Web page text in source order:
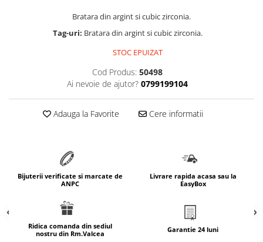
marimea 61
marimea 66
SETURI ARGINT
marime reglabila
marimea 51
marimea 52
Bratara din argint si cubic zirconia.
Tag-uri: Bratara din argint si cubic zirconia.
STOC EPUIZAT
Cod Produs: 50498
Ai nevoie de ajutor? 0799199104
Adauga la Favorite Cere informatii
Bijuterii verificate si marcate de
ANPC
Livrare rapida acasa sau la
EasyBox
Ridica comanda din sediul
nostru din Rm.Valcea
Garantie 24 luni